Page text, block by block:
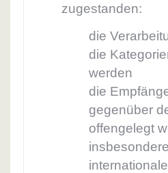
zugestanden:
die
die
werden
die
gegenüber
offengelegt